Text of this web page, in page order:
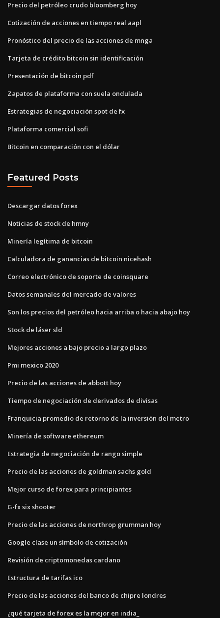
Precio del petróleo crudo bloomberg hoy
Cotización de acciones en tiempo real aapl
Pronóstico del precio de las acciones de mnga
Tarjeta de crédito bitcoin sin identificación
Presentación de bitcoin pdf
Zapatos de plataforma con suela ondulada
Estrategias de negociación spot de fx
Plataforma comercial sofi
Bitcoin en comparación con el dólar
Featured Posts
Descargar datos forex
Noticias de stock de hmny
Minería legítima de bitcoin
Calculadora de ganancias de bitcoin nicehash
Correo electrónico de soporte de coinsquare
Datos semanales del mercado de valores
Son los precios del petróleo hacia arriba o hacia abajo hoy
Stock de láser sld
Mejores acciones a bajo precio a largo plazo
Pmi mexico 2020
Precio de las acciones de abbott hoy
Tiempo de negociación de derivados de divisas
Franquicia promedio de retorno de la inversión del metro
Minería de software ethereum
Estrategia de negociación de rango simple
Precio de las acciones de goldman sachs gold
Mejor curso de forex para principiantes
G-fx six shooter
Precio de las acciones de northrop grumman hoy
Google clase un símbolo de cotización
Revisión de criptomonedas cardano
Estructura de tarifas ico
Precio de las acciones del banco de chipre londres
¿qué tarjeta de forex es la mejor en india_